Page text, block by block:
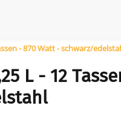
- 870 Watt - schwarz/
L - 12